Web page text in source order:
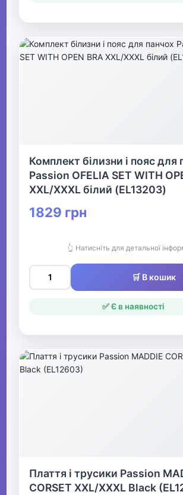
Комплект білизни і пояс для
Passion OFELIA SET WITH
XXL/XXXL білий (EL13203)
1829 грн
👆 Натисніть для детальної
🛒 В кошик
✅ Є в наявності
Плаття і трусики Passion
CORSET XXL/XXXL Black